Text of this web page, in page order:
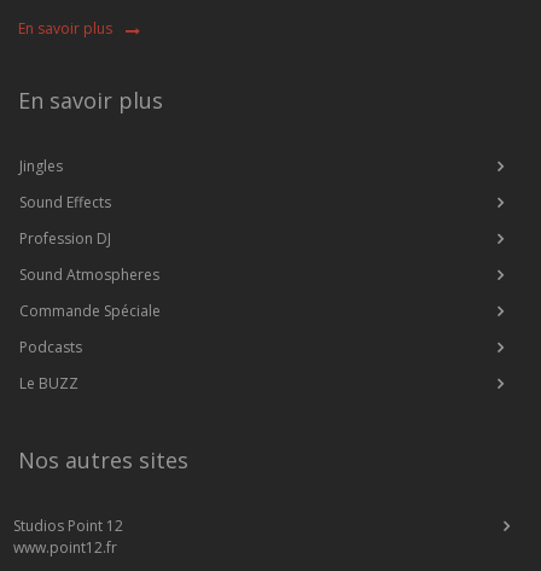
En savoir plus
En savoir plus
Jingles
Sound Effects
Profession DJ
Sound Atmospheres
Commande Spéciale
Podcasts
Le BUZZ
Nos autres sites
Studios Point 12
www.point12.fr